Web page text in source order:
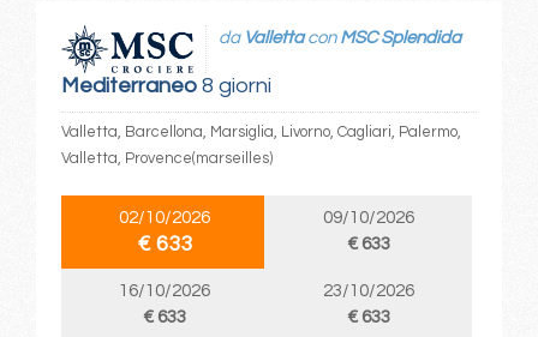
Mediterraneo8 giorni
da Vallettacon MSC Splendida
Valletta, Barcellona, Marsiglia, Livorno, Cagliari, Palermo,
Valletta, Provence(marseilles)
02/10/2026
€ 633
09/10/2026
€ 633
16/10/2026
€ 633
23/10/2026
€ 633